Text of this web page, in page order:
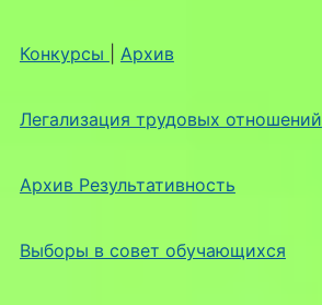
Конкурсы Архив
Легализация трудовых отношений
Архив Результативность
Выборы в совет обучающихся